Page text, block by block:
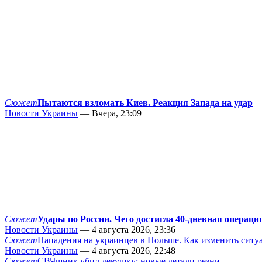
СюжетПытаются взломать Киев. Реакция Запада на удар
Новости Украины — Вчера, 23:09
СюжетУдары по России. Чего достигла 40-дневная
Новости Украины — 4 августа 2026, 23:36
СюжетНападения на украинцев в Польше. Как изменить
Новости Украины — 4 августа 2026, 22:48